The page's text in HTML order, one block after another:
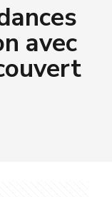
avec